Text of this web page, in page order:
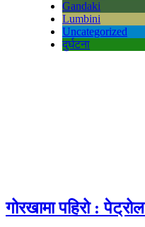
Gandaki
Lumbini
Uncategorized
दुर्घटना
गोरखामा पहिरो :